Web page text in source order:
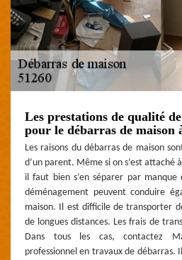
Les prestations de qualité
pour le débarras de maison
Les raisons du débarras de maison
d’un parent. Même si on s’est attaché
il faut bien s’en séparer par
déménagement peuvent conduire
maison. Il est difficile de transporter
de longues distances. Les frais de
Dans tous les cas, contactez
professionnel en travaux de débarras.